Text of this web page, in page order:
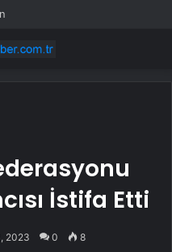
İstifa Etti
2023 0 8